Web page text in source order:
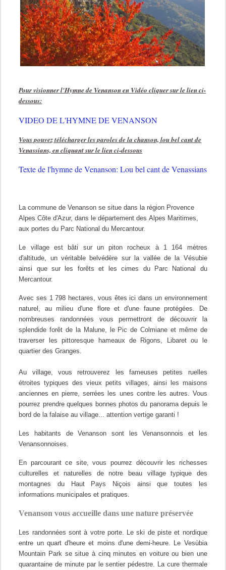
Pour visionner l'Hymne de Venanson en Vidéo cliquer sur le lien ci-
dessous:
VIDEO DE L'HYMNE DE VENANSON
Vous pouvez télécharger les paroles de la chanson, lou bel cant de
Venassians, en cliquant sur le lien ci-dessous
Texte de l'hymne de Venanson: Lou bel cant de Venassians
La commune de Venanson se situe dans la région Provence
Alpes Côte d'Azur, dans le département des Alpes Maritimes,
aux portes du Parc National du Mercantour.
Le village est bâti sur un piton rocheux à 1 164 mètres
d'altitude, un véritable belvédère sur la vallée de la Vésubie
ainsi que sur les forêts et les cimes du Parc National du
Mercantour.
Avec ses 1 798 hectares, vous êtes ici dans un environnement
naturel, au milieu d'une flore et d'une faune protégées. De
nombreuses randonnées vous permettront de découvrir la
splendide forêt de la Malune, le Pic de Colmiane et même de
traverser les pittoresque hameaux de Rigons, Libaret ou le
quartier des Granges.
Au village, vous retrouverez les fameuses petites ruelles
étroites typiques des vieux petits villages, ainsi les maisons
anciennes en pierre, serrées les unes contre les autres. Vous
pourrez prendre quelques bonnes photos du panorama depuis le
bord de la falaise au village... attention vertige garanti !
Les habitants de Venanson sont les Venansonnois et les
Venansonnoises.
En parcourant ce site, vous pourrez découvrir les richesses
culturelles et naturelles de notre beau village typique des
montagnes du Haut Pays Niçois ainsi que toutes les
informations municipales et pratiques.
Venanson vous accueille dans une nature préservée
Les randonnées sont à votre porte. Le ski de piste et nordique
entre un quart d'heure et moins d'une demi-heure. Le Vesùbia
Mountain Park se situe à cinq minutes en voiture ou bien une
quarantaine de minute par le sentier pédestre. La cure thermale